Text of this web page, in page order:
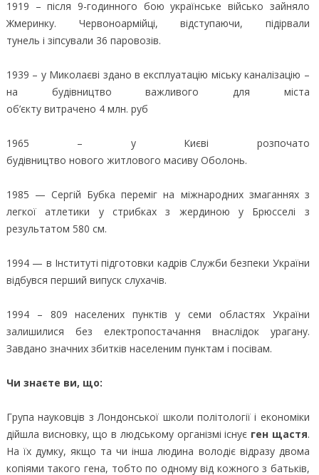
1919 – після 9-годинного бою українське військо зайняло
Жмеринку. Червоноармійці, відступаючи, підірвали
тунель і зіпсували 36 паровозів.
1939 – у Миколаєві здано в експлуатацію міську каналізацію –
на будівництво важливого для міста
об’єкту витрачено 4 млн. руб
1965 – у Києві розпочато
будівництво нового житлового масиву Оболонь.
1985 — Сергій Бубка переміг на міжнародних змаганнях з
легкої атлетики у стрибках з жердиною у Брюсселі з
результатом 580 см.
1994 — в Інституті підготовки кадрів Служби безпеки України
відбувся перший випуск слухачів.
1994 – 809 населених пунктів у семи областях України
залишилися без електропостачання внаслідок урагану.
Завдано значних збитків населеним пунктам і посівам.
Чи знаєте ви, що:
Група науковців з Лондонської школи політології і економіки
дійшла висновку, що в людському організмі існує ген щастя.
На їх думку, якщо та чи інша людина володіє відразу двома
копіями такого гена, тобто по одному від кожного з батьків,